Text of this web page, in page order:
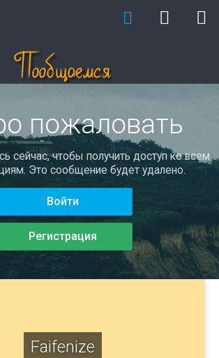
пожаловать
сейчас, чтобы получить доступ ко всем
Это сообщение будет удалено.
Войти
Регистрация
Faifenize